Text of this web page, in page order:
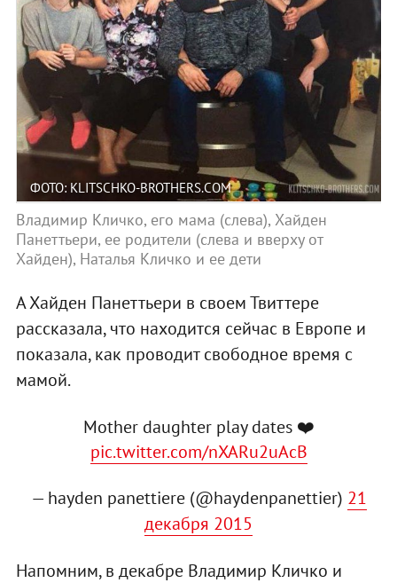
ФОТО: KLITSCHKO-BROTHERS.COM
Владимир Кличко, его мама (слева), Хайден
Панеттьери, ее родители (слева и вверху от
Хайден), Наталья Кличко и ее дети
А Хайден Панеттьери в своем Твиттере
рассказала, что находится сейчас в Европе и
показала, как проводит свободное время с
мамой.
Mother daughter play dates ❤️
pic.twitter.com/nXARu2uAcB
— hayden panettiere (@haydenpanettier) 21
декабря 2015
Напомним, в декабре Владимир Кличко и